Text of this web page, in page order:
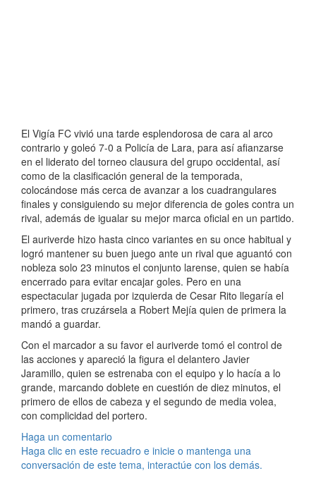
El Vigía FC vivió una tarde esplendorosa de cara al arco
contrario y goleó 7-0 a Policía de Lara, para así afianzarse
en el liderato del torneo clausura del grupo occidental, así
como de la clasificación general de la temporada,
colocándose más cerca de avanzar a los cuadrangulares
finales y consiguiendo su mejor diferencia de goles contra un
rival, además de igualar su mejor marca oficial en un partido.
El auriverde hizo hasta cinco variantes en su once habitual y
logró mantener su buen juego ante un rival que aguantó con
nobleza solo 23 minutos el conjunto larense, quien se había
encerrado para evitar encajar goles. Pero en una
espectacular jugada por izquierda de Cesar Rito llegaría el
primero, tras cruzársela a Robert Mejía quien de primera la
mandó a guardar.
Con el marcador a su favor el auriverde tomó el control de
las acciones y apareció la figura el delantero Javier
Jaramillo, quien se estrenaba con el equipo y lo hacía a lo
grande, marcando doblete en cuestión de diez minutos, el
primero de ellos de cabeza y el segundo de media volea,
con complicidad del portero.
Haga un comentario
Haga clic en este recuadro e inicie o mantenga una
conversación de este tema, interactúe con los demás.